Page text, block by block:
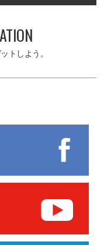
トしよう。